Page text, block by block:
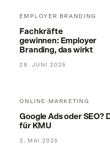
EMPLOYER BRANDING
Fachkräfte
gewinnen: Employer
Branding, das wirkt
28. JUNI 2025
ONLINE-MARKETING
Google Ads oder SEO?
für KMU
3. MAI 2025